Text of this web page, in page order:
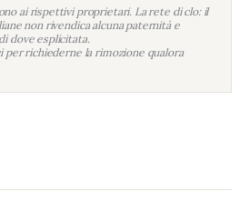
ai rispettivi proprietari. La rete di clo: il
non rivendica alcuna paternità e
dove esplicitata.
per richiederne la rimozione qualora